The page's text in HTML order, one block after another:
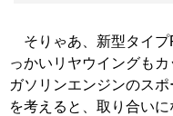
そりゃあ、新型タイプ
っかいリヤウイングもカ
ガソリンエンジンのス
を考えると、取り合いに